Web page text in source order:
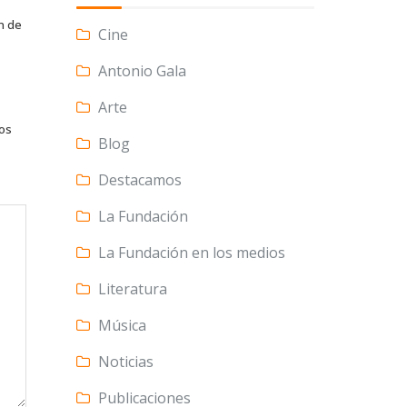
de
Cine
Antonio Gala
Arte
Blog
Destacamos
La Fundación
La Fundación en los medios
Literatura
Música
Noticias
Publicaciones